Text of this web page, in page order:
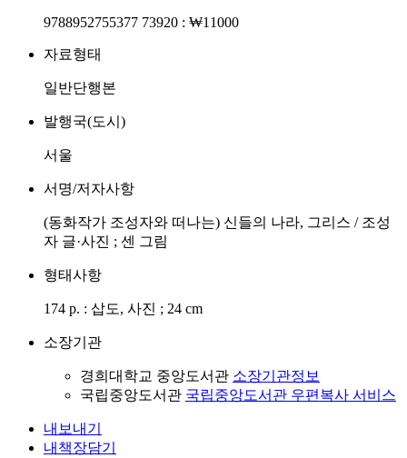
9788952755377 73920 : ₩11000
자료형태
일반단행본
발행국(도시)
서울
서명/저자사항
(동화작가 조성자와 떠나는) 신들의 나라, 그리스 / 조성
자 글·사진 ; 센 그림
형태사항
174 p. : 삽도, 사진 ; 24 cm
소장기관
경희대학교 중앙도서관 소장기관정보
국립중앙도서관 국립중앙도서관 우편복사 서비스
내보내기
내책장담기